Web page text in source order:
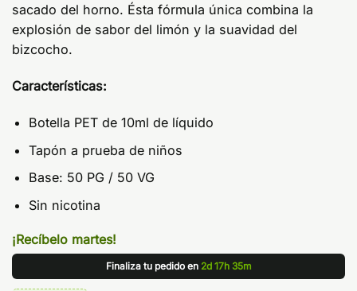
sacado del horno. Ésta fórmula única combina la
explosión de sabor del limón y la suavidad del
bizcocho.
Características:
Botella PET de 10ml de líquido
Tapón a prueba de niños
Base: 50 PG / 50 VG
Sin nicotina
¡Recíbelo martes!
Finaliza tu pedido en 2d 17h 35m